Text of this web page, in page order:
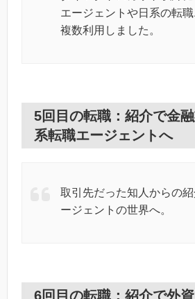
エージェントや日系の転
複数利用しました。
5回目の転職：紹介で金
系転職エージェントへ
取引先だった知人からの
ージェントの世界へ。
6回目の転職：紹介で外